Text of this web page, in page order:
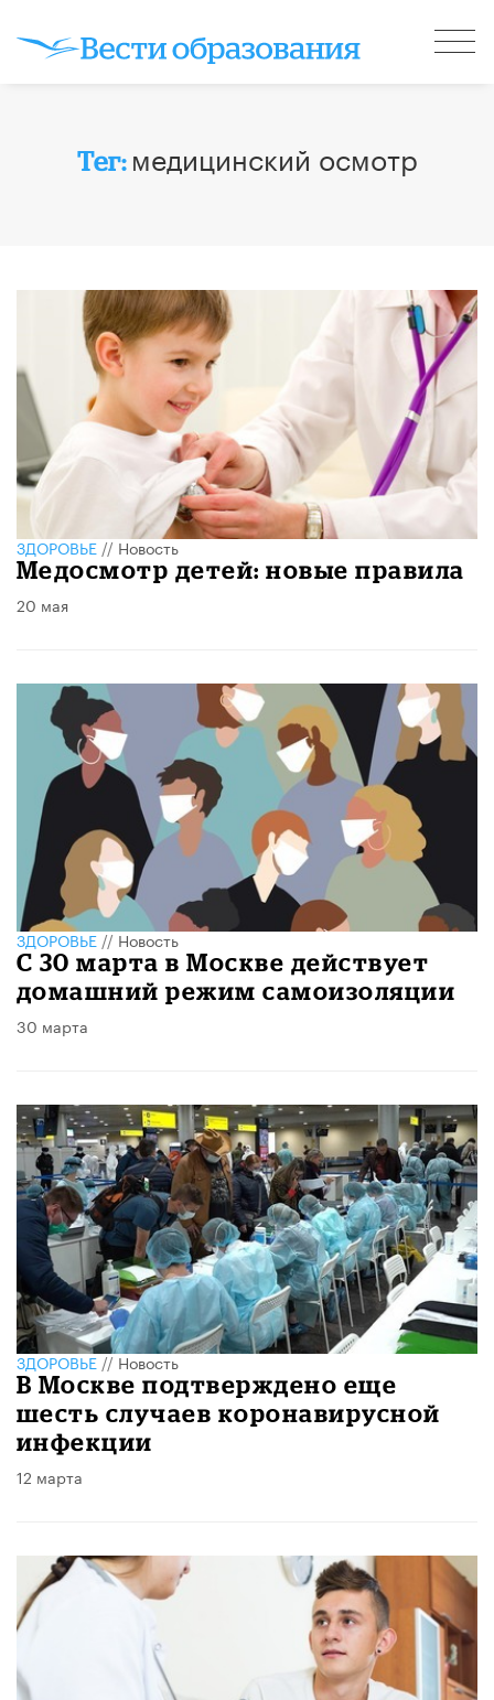
Тег: медицинский осмотр
ЗДОРОВЬЕ//Новость
Медосмотр детей: новые правила
20 мая
ЗДОРОВЬЕ//Новость
С 30 марта в Москве действует
домашний режим самоизоляции
30 марта
ЗДОРОВЬЕ//Новость
В Москве подтверждено еще
шесть случаев коронавирусной
инфекции
12 марта